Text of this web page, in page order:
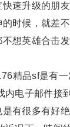
速升级的朋
时候，就差
想英雄合击发
品sf是有一
电子邮件接
有很多有好